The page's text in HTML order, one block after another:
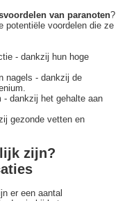
van paranoten?
potentiële voordelen die ze
- dankzij hun hoge
nagels - dankzij de
dankzij het gehalte aan
gezonde vetten en
zijn?
er een aantal